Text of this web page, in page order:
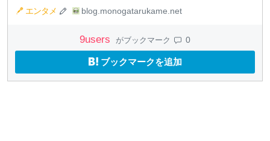
エンタメ blog.monogatarukame.net
9users がブックマーク 0
ブックマークを追加